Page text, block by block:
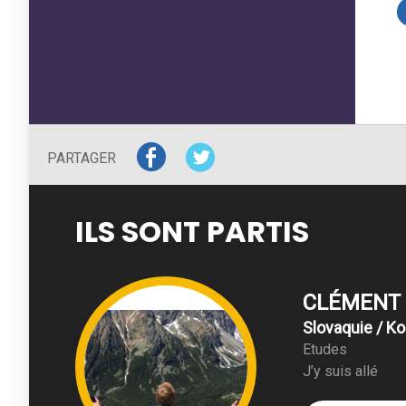
PARTAGER
ILS SONT PARTIS
CLÉMENT
Slovaquie /
Etudes
J’y suis allé